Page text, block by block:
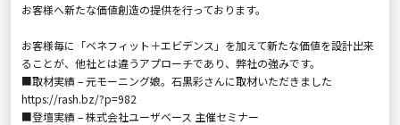
お客様へ新たな価値創造の提供を行っております。
お客様毎に「ベネフィット＋エビデンス」を加えて新たな価値を設計出来
ることが、他社とは違うアプローチであり、弊社の強みです。
■取材実績 – 元モーニング娘。石黒彩さんに取材いただきました
https://rash.bz/?p=982
■登壇実績 – 株式会社ユーザベース 主催セミナー